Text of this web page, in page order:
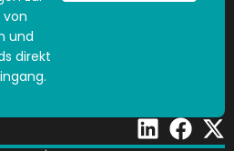
von
und
direkt